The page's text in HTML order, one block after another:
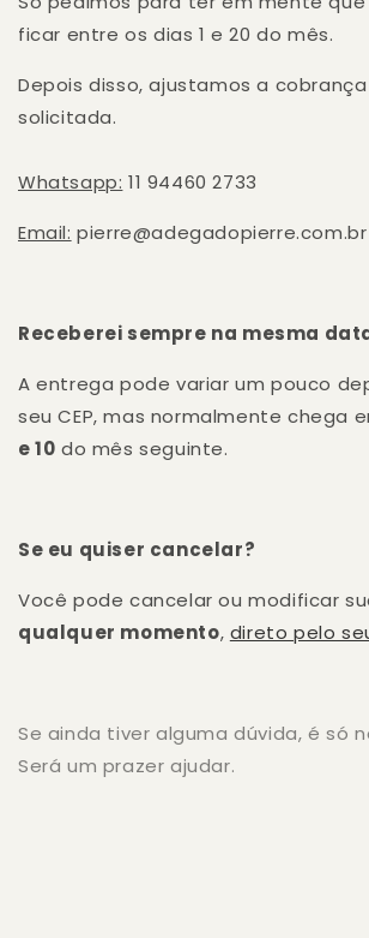
ficar entre os dias 1 e 20 do mês.
Depois disso, ajustamos a
solicitada.
Whatsapp: 11 94460 2733
Email: pierre@adegadopierre.com.br
Receberei sempre na mesma
A entrega pode variar um pouco
seu CEP, mas normalmente chega
e 10 do mês seguinte.
Se eu quiser cancelar?
Você pode cancelar ou modificar
qualquer momento, direto pelo
Se ainda tiver alguma dúvida, é só
Será um prazer ajudar.